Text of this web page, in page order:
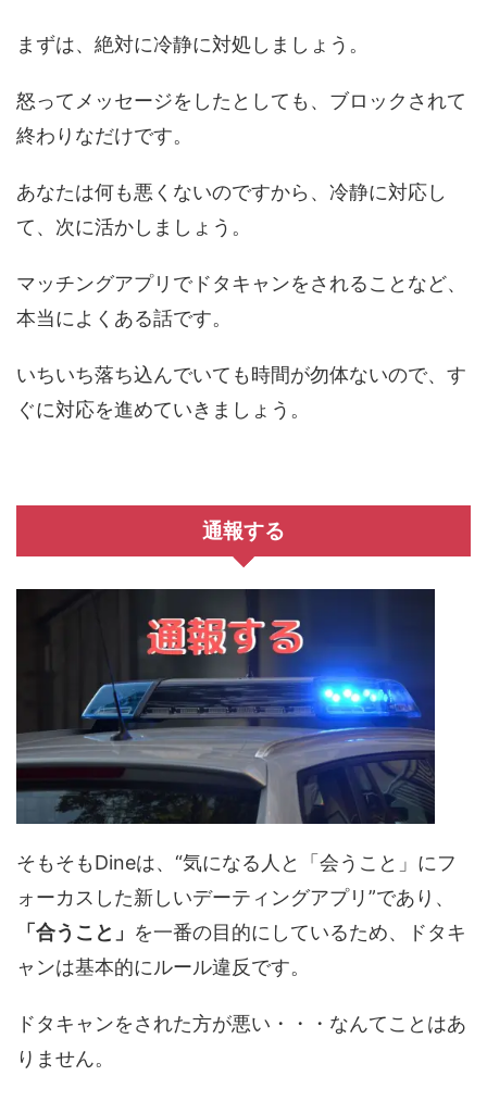
まずは、絶対に冷静に対処しましょう。
怒ってメッセージをしたとしても、ブロックされて
終わりなだけです。
あなたは何も悪くないのですから、冷静に対応し
て、次に活かしましょう。
マッチングアプリでドタキャンをされることなど、
本当によくある話です。
いちいち落ち込んでいても時間が勿体ないので、す
ぐに対応を進めていきましょう。
通報する
そもそもDineは、“気になる人と「会うこと」にフ
ォーカスした新しいデーティングアプリ”であり、
「合うこと」 を一番の目的にしているため、ドタキ
ャンは基本的にルール違反です。
ドタキャンをされた方が悪い・・・なんてことはあ
りません。